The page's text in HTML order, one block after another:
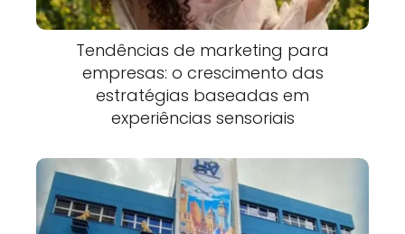
Tendências de marketing para
empresas: o crescimento das
estratégias baseadas em
experiências sensoriais